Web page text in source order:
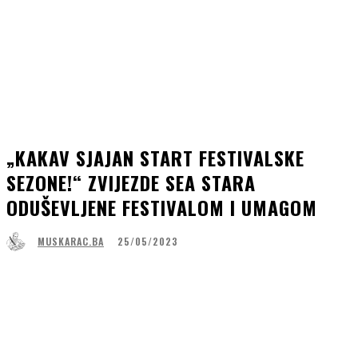
„KAKAV SJAJAN START FESTIVALSKE
SEZONE!“ ZVIJEZDE SEA STARA
ODUŠEVLJENE FESTIVALOM I UMAGOM
MUSKARAC.BA 25/05/2023